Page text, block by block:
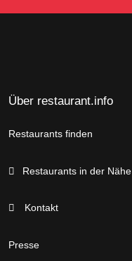
Über restaurant.info
Restaurants finden
Restaurants in der Nähe
Kontakt
Presse